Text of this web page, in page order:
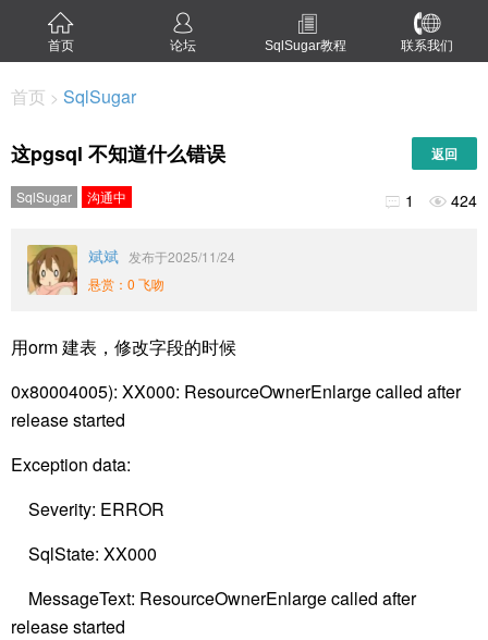
首页 论坛 SqlSugar教程 联系我们
首页 > SqlSugar
这pgsql 不知道什么错误 返回
SqlSugar 沟通中  1  424
斌斌 发布于2025/11/24
悬赏：0 飞吻
用orm 建表，修改字段的时候
0x80004005): XX000: ResourceOwnerEnlarge called after
release started
Exception data:
Severity: ERROR
SqlState: XX000
MessageText: ResourceOwnerEnlarge called after
release started